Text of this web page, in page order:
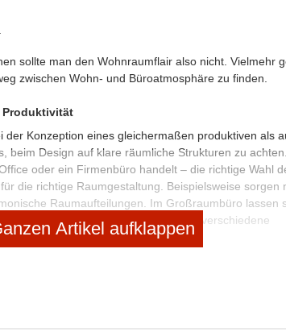
sollte man den Wohnraumflair also nicht. Vielmehr
zwischen Wohn- und Büroatmosphäre zu finden.
Produktivität
der Konzeption eines gleichermaßen produktiven als
beim Design auf klare räumliche Strukturen zu
oder ein Firmenbüro handelt – die richtige Wahl
die richtige Raumgestaltung. Beispielsweise sorgen
Raumaufteilungen. Im Großraumbüro lassen
für mehrere Personen schaffen. Auch verschiedene
Multimediadesks, Ruheoasen oder Gesprächsecken
Artikel aufklappen